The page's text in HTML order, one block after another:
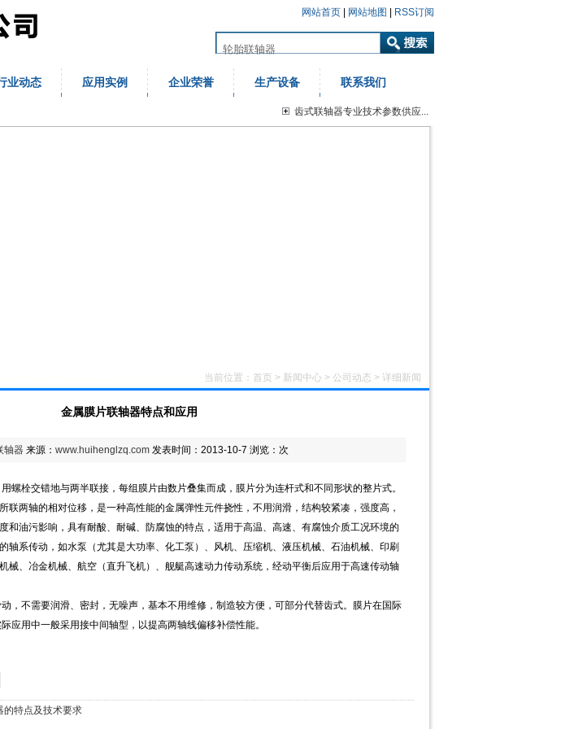
网站首页 网站地图 RSS订阅
业动态 应用实例 企业荣誉 生产设备 联系我们
齿式联轴器专业技术参数供应...
当前位置： 首页 > 新闻中心 > 公司动态 > 详细新闻
金属膜片联轴器特点和应用
轴器 来源： www.huihenglzq.com 发表时间：2013-10-7 浏览： 次
螺栓交错地与两半联接，每组膜片由数片叠集而成，膜片分为连杆式和不同形状的整片式。
两轴的相对位移，是一种高性能的金属弹性元件挠性，不用润滑，结构较紧凑，强度高，
和油污影响，具有耐酸、耐碱、防腐蚀的特点，适用于高温、高速、有腐蚀介质工况环境的
轴系传动，如水泵（尤其是大功率、化工泵）、风机、压缩机、液压机械、石油机械、印刷
械、冶金机械、航空（直升飞机）、舰艇高速动力传动系统，经动平衡后应用于高速传动轴
不需要润滑、密封，无噪声，基本不用维修，制造较方便，可部分代替齿式。膜片在国际
应用中一般采用接中间轴型，以提高两轴线偏移补偿性能。
的特点及技术要求